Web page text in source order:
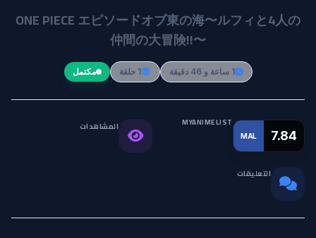
ONE PIECE エピソードオブ東の海〜ルフィと4人の
仲間の大冒険!!〜
1 ساعة و 46 دقيقة 1 حلقة مكتمل
MAL 7.84
MYANIMELIST المشاهدات
التعليقات